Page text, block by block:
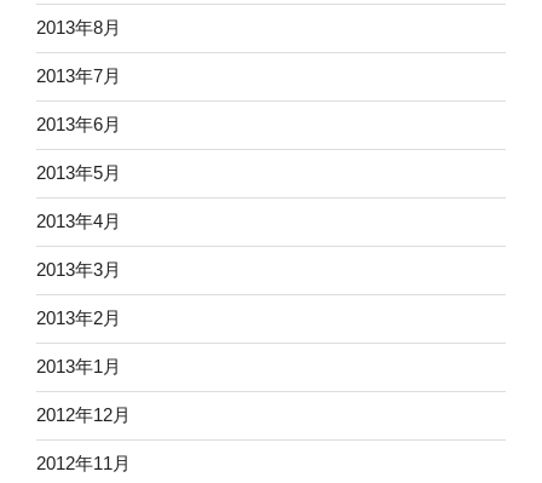
2013年8月
2013年7月
2013年6月
2013年5月
2013年4月
2013年3月
2013年2月
2013年1月
2012年12月
2012年11月